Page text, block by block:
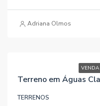
Adriana Olmos
VENDA
TERRENOS